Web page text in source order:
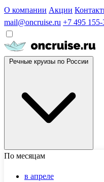
О компании Акции
mail@oncruise.ru +7 495
По месяцам
в апреле